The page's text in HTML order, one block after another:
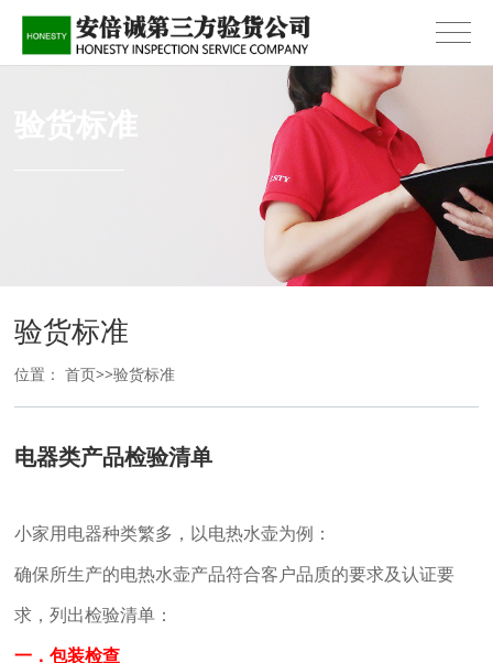
验货标准
位置：首页>>验货标准
电器类产品检验清单
小家用电器种类繁多，以电热水壶为例：
确保所生产的电热水壶产品符合客户品质的要求及认证要
求，列出检验清单：
一．包装检查